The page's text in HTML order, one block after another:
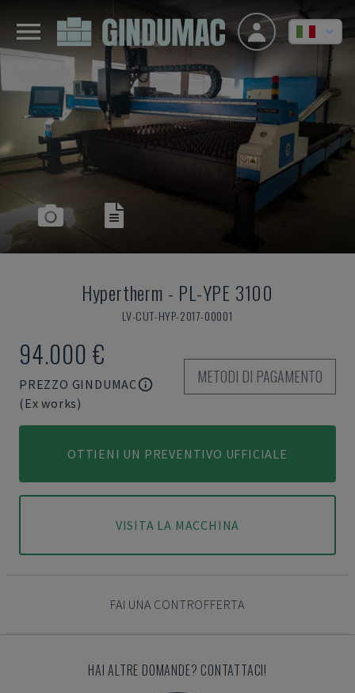
Hypertherm - PL-YPE 3100
LV-CUT-HYP-2017-00001
94.000 €
PREZZO GINDUMAC
(Ex works)
METODI DI PAGAMENTO
OTTIENI UN PREVENTIVO UFFICIALE
VISITA LA MACCHINA
FAI UNA CONTROFFERTA
HAI ALTRE DOMANDE? CONTATTACI!